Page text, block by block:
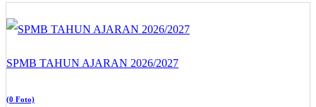
SPMB TAHUN AJARAN 2026/2027
(0 Foto)